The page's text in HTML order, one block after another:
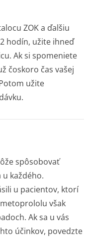
ZOK a ďalšiu
hodín, užite ihneď
Ak si spomeniete
čoskoro čas vašej
užite
spôsobovať
u každého.
u pacientov, ktorí
však
Ak sa u vás
účinkov, povedzte